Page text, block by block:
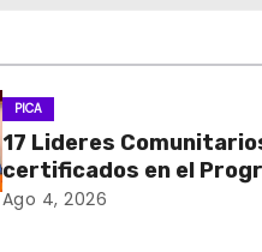
PICA
17 Lideres
certificados en el
MÁS AMA
Ago 4, 2026